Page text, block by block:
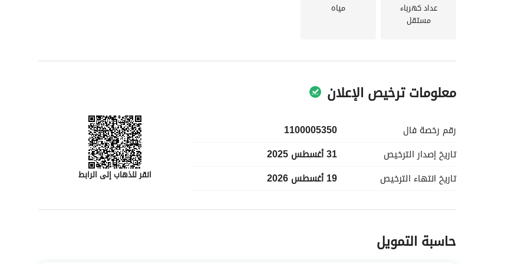
عداد كهرباء
مستقل
مياه
معلومات ترخيص الإعلان
رقم رخصة فال
1100005350
تاريخ إصدار الترخيص
31 أغسطس 2025
تاريخ انتهاء الترخيص 19 أغسطس 2026 انقر للذهاب إلى الرابط
معلومات مسؤول الإعلان
اسم المسؤول -حاسبة التمويل